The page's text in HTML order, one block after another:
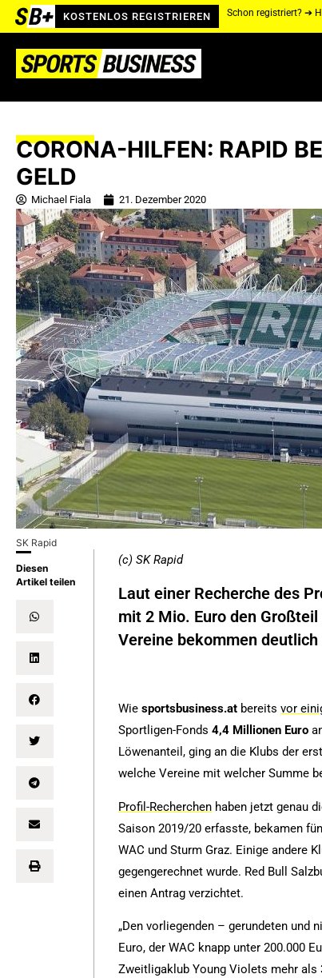
KOSTENLOS REGISTRIEREN Schon registriert? ➔
CORONA-HILFEN: RAPID
GELD
Michael Fiala 21. Dezember 2020
SK Rapid
Diesen
Artikel teilen
(c) SK Rapid
Laut einer Recherche des
mit 2 Mio. Euro den
Vereine bekommen
Wiesportsbusiness.at bereitsvor
Sportligen-Fonds4,4 Millionen Euro
Löwenanteil, ging an die Klubs der
welche Vereine mit welcher Summe
Profil-Recherchen haben jetzt genau
Saison 2019/20 erfasste, bekamen
WAC und Sturm Graz. Einige andere
gegengerechnet wurde. Red Bull
einen Antrag verzichtet.
„Den vorliegenden – gerundeten
Euro, der WAC knapp unter 200.000
Zweitligaklub Young Violets mehr als